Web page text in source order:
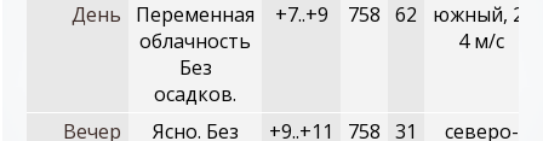
День
Переменная
облачность
Без
осадков.
+7..+9 758 62
южный, 2-
4 м/с
Вечер
Ясно. Без
+9..+11 758 31
северо-